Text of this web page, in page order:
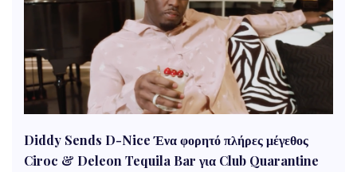
Diddy Sends D-Nice Ένα φορητό πλήρες μέγεθος
Ciroc & Deleon Tequila Bar για Club Quarantine